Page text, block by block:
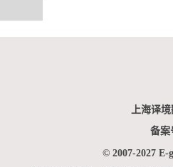
上海译
备案
© 2007-2027 E-